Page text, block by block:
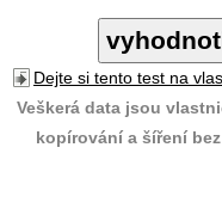
Dejte si tento test na
Veškerá data jsou
kopírování a šíření